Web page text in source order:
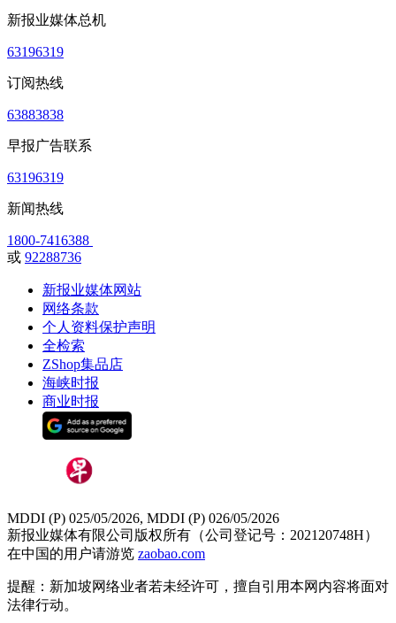
新报业媒体总机
63196319
订阅热线
63883838
早报广告联系
63196319
新闻热线
1800-7416388
或 92288736
新报业媒体网站
网络条款
个人资料保护声明
全检索
ZShop集品店
海峡时报
商业时报
MDDI (P) 025/05/2026, MDDI (P) 026/05/2026
新报业媒体有限公司版权所有（公司登记号：202120748H）
在中国的用户请游览 zaobao.com
提醒：新加坡网络业者若未经许可，擅自引用本网内容将面对
法律行动。